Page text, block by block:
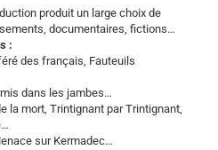
produit un large choix de
documentaires, fictions…
:
des français, Fauteuils
dans les jambes…
la mort, Trintignant par Trintignant,
sur Kermadec…